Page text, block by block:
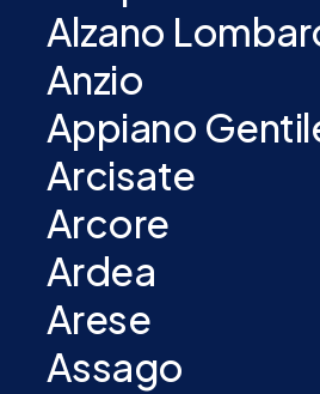
Alzano
Anzio
Appiano
Arcisate
Arcore
Ardea
Arese
Assago